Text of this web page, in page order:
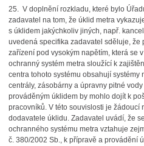
25. V doplnění rozkladu, které bylo
zadavatel na tom, že úklid metra
s úklidem jakýchkoliv jiných, např.
uvedená specifika zadavatel sděluje, že
zařízení pod vysokým napětím, která se
ochranný systém metra sloužící k
centra tohoto systému obsahují systémy
centrály, zásobárny a úpravny pitné
prováděným úklidem by mohlo dojít k
pracovníků. V této souvislosti je žádoucí
dodavatele úklidu. Zadavatel uvádí, že
ochranného systému metra vztahuje
č. 380/2002 Sb., k přípravě a provádění